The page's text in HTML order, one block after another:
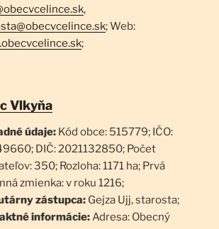
,
; Web:
;
Vlkyňa
údaje: Kód obce: 515779; IČO:
DIČ: 2021132850; Počet
350; Rozloha: 1171 ha; Prvá
zmienka: v roku 1216;
zástupca: Gejza Ujj, starosta;
informácie:Adresa: Obecný